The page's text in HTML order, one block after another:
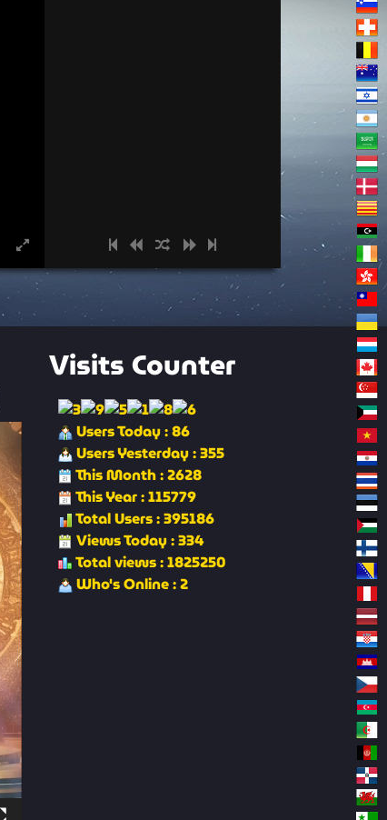
Visits Counter
Users Today : 86
Users Yesterday : 355
This Month : 2628
This Year : 115779
Total Users : 395186
Views Today : 334
Total views : 1825250
Who's Online : 2